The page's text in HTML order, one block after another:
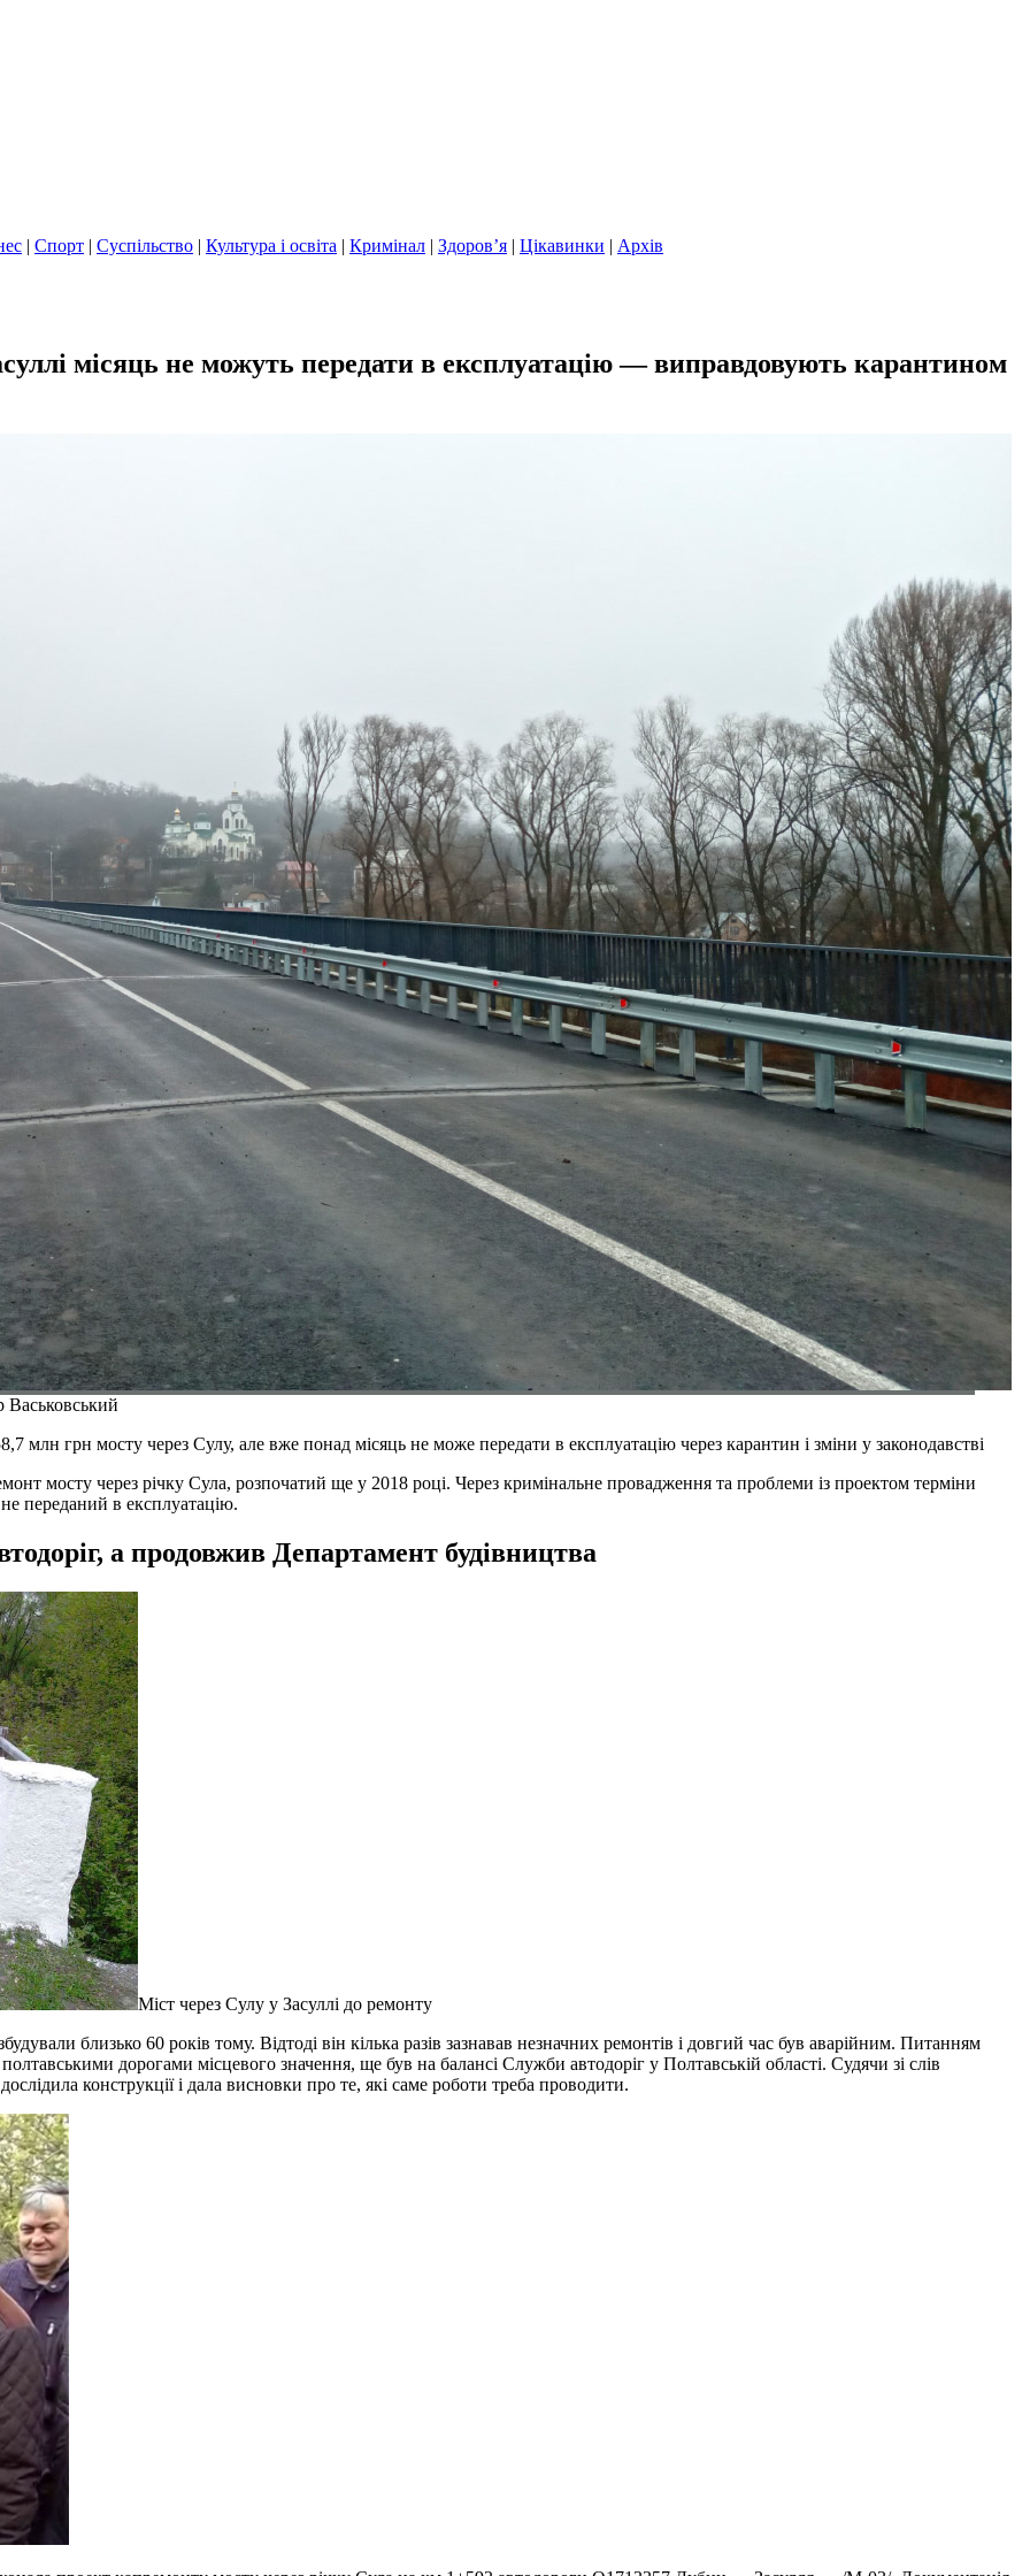
| Спорт | Суспільство | Культура і освіта | Кримінал | Здоров’я | Цікавинки | Архів
місяць не можуть передати в експлуатацію — виправдовують карантином
Васьковський
млн грн мосту через Сулу, але вже понад місяць не може передати в експлуатацію через карантин і зміни у законодавстві
мосту через річку Сула, розпочатий ще у 2018 році. Через кримінальне провадження та проблеми із проектом терміни
переданий в експлуатацію.
а продовжив Департамент будівництва
Міст через Сулу у Засуллі до ремонту
близько 60 років тому. Відтоді він кілька разів зазнавав незначних ремонтів і довгий час був аварійним. Питанням
дорогами місцевого значення, ще був на балансі Служби автодоріг у Полтавській області. Судячи зі слів
конструкції і дала висновки про те, які саме роботи треба проводити.